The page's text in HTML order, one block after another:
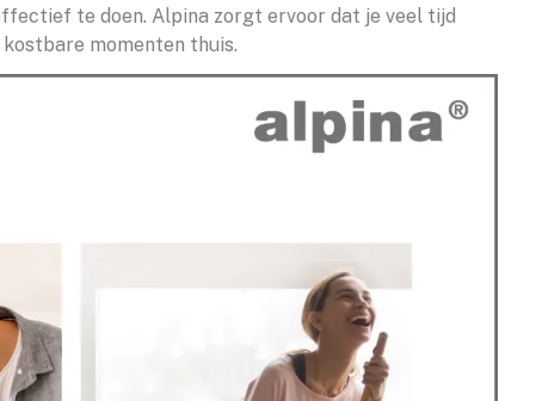
te doen. Alpina zorgt ervoor dat je veel tijd
momenten thuis.